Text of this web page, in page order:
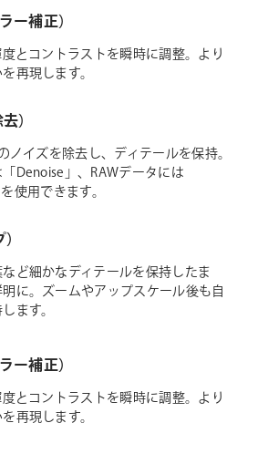
ー補正）
とコントラストを瞬時に調整。より
再現します。
）
ノイズを除去し、ディテールを保持。
Denoise」、RAWデータには
使用できます。
ど細かなディテールを保持したま
に。ズームやアップスケール後も自
ます。
ー補正）
とコントラストを瞬時に調整。より
再現します。